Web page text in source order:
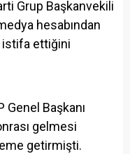
Grup Başkanvekili
hesabından
istifa ettiğini
Genel Başkanı
gelmesi
getirmişti.